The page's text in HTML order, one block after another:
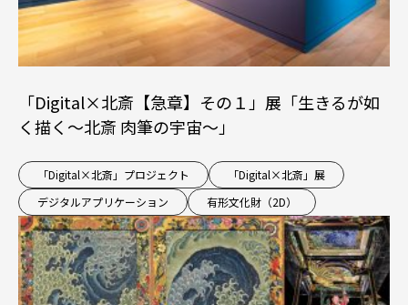
「Digital×北斎【急章】その１」展「生きるが如
く描く～北斎 肉筆の宇宙～」
「Digital×北斎」プロジェクト
「Digital×北斎」展
デジタルアプリケーション
有形文化財（2D）